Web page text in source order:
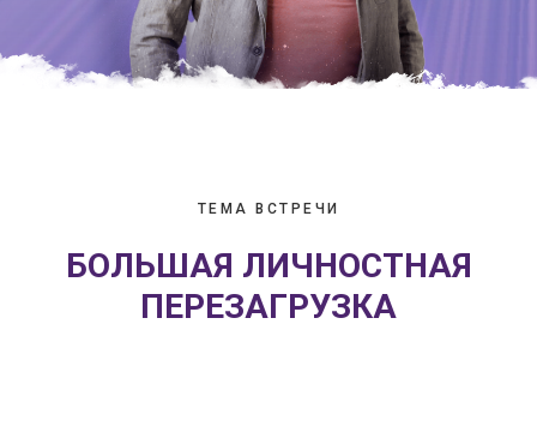
ТЕМА ВСТРЕЧИ
БОЛЬШАЯ ЛИЧНОСТНАЯ
ПЕРЕЗАГРУЗКА